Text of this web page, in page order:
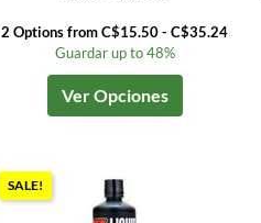
2 Options from C$15.50 - C$35.24
Guardar up to 48%
Ver Opciones
SALE!